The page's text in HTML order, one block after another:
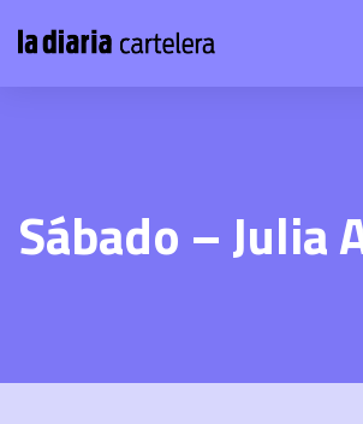
Sábado – Julia